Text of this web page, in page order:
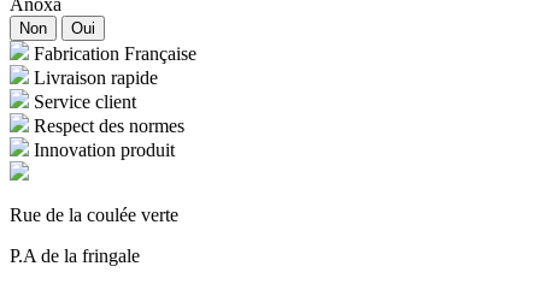
Non Oui
Fabrication Française
Livraison rapide
Service client
Respect des normes
Innovation produit
Rue de la coulée verte
P.A de la fringale